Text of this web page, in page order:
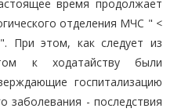
время продолжает
отделения МЧС " <
этом, как следует из
к ходатайству были
госпитализацию
заболевания - последствия